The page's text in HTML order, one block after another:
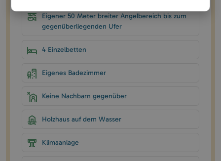
Eigener 50 Meter breiter Angelbereich bis zum
gegenüberliegenden Ufer
4 Einzelbetten
Eigenes Badezimmer
Keine Nachbarn gegenüber
Holzhaus auf dem Wasser
Klimaanlage